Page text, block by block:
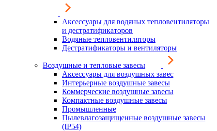
Аксессуары для водяных тепловентиляторы
и дестратификаторов
Водяные тепловентиляторы
Дестратификаторы и вентиляторы
Воздушные и тепловые завесы
Аксессуары для воздушных завес
Интерьерные воздушные завесы
Коммерческие воздушные завесы
Компактные воздушные завесы
Промышленные
Пылевлагозащищенные воздушные завесы
(IP54)